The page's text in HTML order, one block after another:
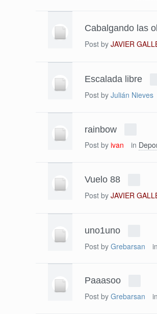
Cabalgando las
Post by JAVIER
Escalada libre
Post by Julián Nieves
rainbow
Post by ivan in
Vuelo 88
Post by JAVIER
uno1uno
Post by Grebarsan in
Paaasoo
Post by Grebarsan in